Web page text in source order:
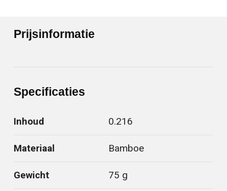
Prijsinformatie
Specificaties
Inhoud 0.216
Materiaal Bamboe
Gewicht 75 g